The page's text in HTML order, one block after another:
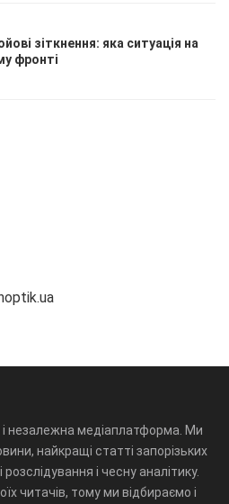
зіткнення: яка ситуація на
фронті
і незалежна медіаплатформа. Ми
найкращі статті запорізьких
розслідування і чесну аналітику.
читачів, тому ми відбираємо і